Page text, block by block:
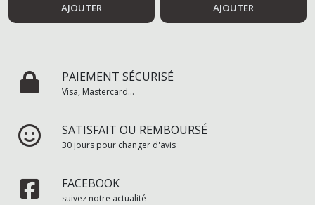
AJOUTER AJOUTER
PAIEMENT SÉCURISÉ
Visa, Mastercard...
SATISFAIT OU REMBOURSÉ
30 jours pour changer d'avis
FACEBOOK
suivez notre actualité